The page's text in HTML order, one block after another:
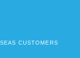
CUSTOMERS